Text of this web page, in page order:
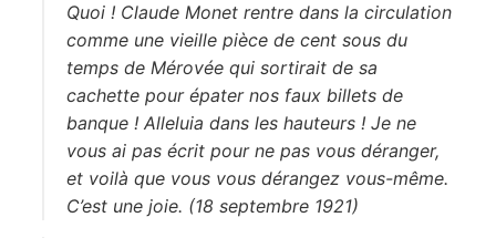
Quoi ! Claude Monet rentre dans la circulation
comme une vieille pièce de cent sous du
temps de Mérovée qui sortirait de sa
cachette pour épater nos faux billets de
banque ! Alleluia dans les hauteurs ! Je ne
vous ai pas écrit pour ne pas vous déranger,
et voilà que vous vous dérangez vous-même.
C’est une joie. (18 septembre 1921)